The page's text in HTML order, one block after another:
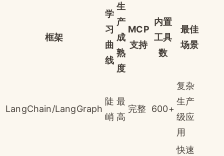
框架
学
习
曲
线
生
产
成
熟
度
MCP
支持
内置
工具
数
最佳
场景
LangChain/LangGraph
陡
峭
最
高
完整 600+
复杂
生产
级应
用
快速